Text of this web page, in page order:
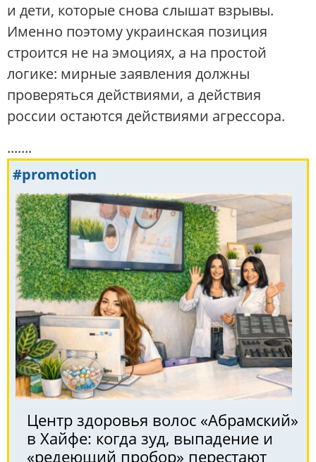
и дети, которые снова слышат взрывы.
Именно поэтому украинская позиция
строится не на эмоциях, а на простой
логике: мирные заявления должны
проверяться действиями, а действия
россии остаются действиями агрессора.
.......
#promotion
Центр здоровья волос «Абрaмский»
в Хайфе: когда зуд, выпадение и
«редеющий пробор» перестают